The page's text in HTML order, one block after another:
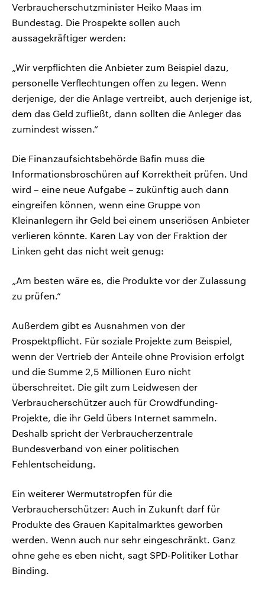
Verbraucherschutzminister Heiko Maas im
Bundestag. Die Prospekte sollen auch
aussagekräftiger werden:
„Wir verpflichten die Anbieter zum Beispiel dazu,
personelle Verflechtungen offen zu legen. Wenn
derjenige, der die Anlage vertreibt, auch derjenige ist,
dem das Geld zufließt, dann sollten die Anleger das
zumindest wissen.“
Die Finanzaufsichtsbehörde Bafin muss die
Informationsbroschüren auf Korrektheit prüfen. Und
wird – eine neue Aufgabe – zukünftig auch dann
eingreifen können, wenn eine Gruppe von
Kleinanlegern ihr Geld bei einem unseriösen Anbieter
verlieren könnte. Karen Lay von der Fraktion der
Linken geht das nicht weit genug:
„Am besten wäre es, die Produkte vor der Zulassung
zu prüfen.“
Außerdem gibt es Ausnahmen von der
Prospektpflicht. Für soziale Projekte zum Beispiel,
wenn der Vertrieb der Anteile ohne Provision erfolgt
und die Summe 2,5 Millionen Euro nicht
überschreitet. Die gilt zum Leidwesen der
Verbraucherschützer auch für Crowdfunding-
Projekte, die ihr Geld übers Internet sammeln.
Deshalb spricht der Verbraucherzentrale
Bundesverband von einer politischen
Fehlentscheidung.
Ein weiterer Wermutstropfen für die
Verbraucherschützer: Auch in Zukunft darf für
Produkte des Grauen Kapitalmarktes geworben
werden. Wenn auch nur sehr eingeschränkt. Ganz
ohne gehe es eben nicht, sagt SPD-Politiker Lothar
Binding.